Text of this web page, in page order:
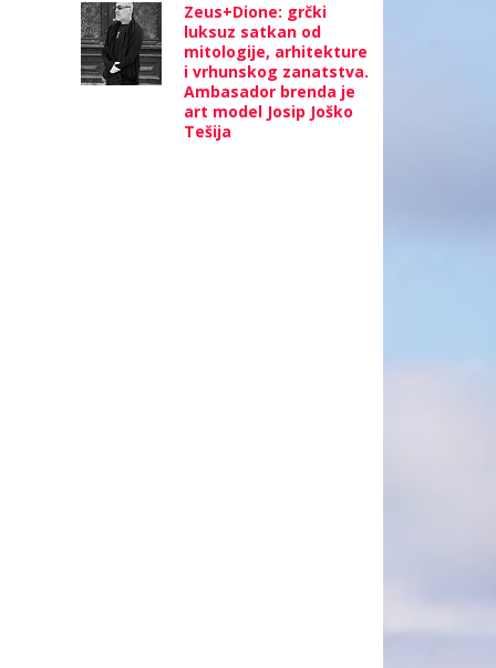
Zeus+Dione: grčki
luksuz satkan od
mitologije, arhitekture
i vrhunskog zanatstva.
Ambasador brenda je
art model Josip Joško
Tešija